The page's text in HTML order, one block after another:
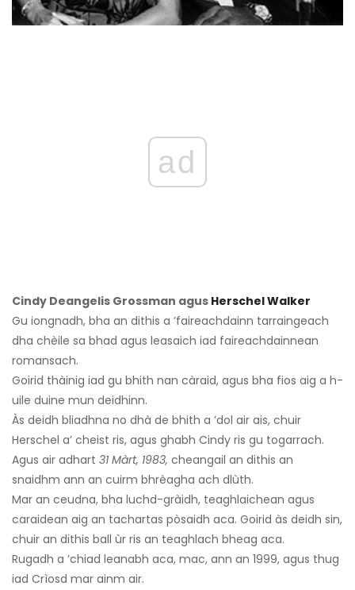
ad
Cindy Deangelis Grossman agus Herschel Walker
Gu iongnadh, bha an dithis a ’faireachdainn tarraingeach
dha chèile sa bhad agus leasaich iad faireachdainnean
romansach.
Goirid thàinig iad gu bhith nan càraid, agus bha fios aig a h-
uile duine mun deidhinn.
Às deidh bliadhna no dhà de bhith a ’dol air ais, chuir
Herschel a’ cheist ris, agus ghabh Cindy ris gu togarrach.
Agus air adhart 31 Màrt, 1983, cheangail an dithis an
snaidhm ann an cuirm bhrèagha ach dlùth.
Mar an ceudna, bha luchd-gràidh, teaghlaichean agus
caraidean aig an tachartas pòsaidh aca. Goirid às deidh sin,
chuir an dithis ball ùr ris an teaghlach bheag aca.
Rugadh a ’chiad leanabh aca, mac, ann an 1999, agus thug
iad Crìosd mar ainm air.